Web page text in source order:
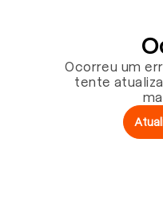
Ocorreu um
tente